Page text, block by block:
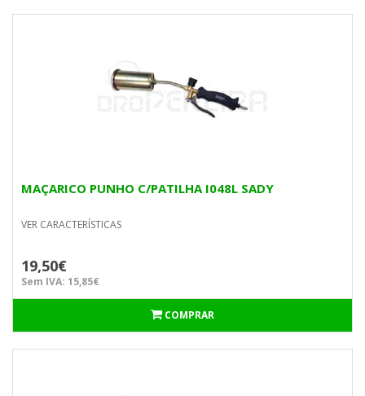
MAÇARICO PUNHO C/PATILHA I048L SADY
VER CARACTERÍSTICAS
19,50€
Sem IVA: 15,85€
COMPRAR